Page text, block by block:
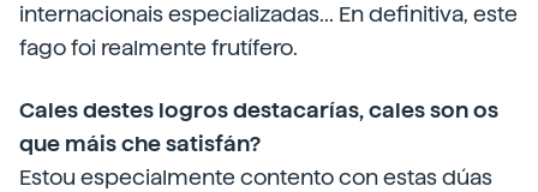
internacionais especializadas... En definitiva, este
fago foi realmente frutífero.
Cales destes logros destacarías, cales son os
que máis che satisfán?
Estou especialmente contento con estas dúas